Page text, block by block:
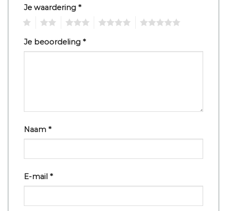
Je waardering *
Je beoordeling *
Naam *
E-mail *